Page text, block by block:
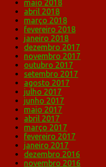
maio 2018
abril 2018
março 2018
fevereiro 2018
janeiro 2018
dezembro 2017
novembro 2017
outubro 2017
setembro 2017
agosto 2017
julho 2017
junho 2017
maio 2017
abril 2017
março 2017
fevereiro 2017
janeiro 2017
dezembro 2016
novembro 2016